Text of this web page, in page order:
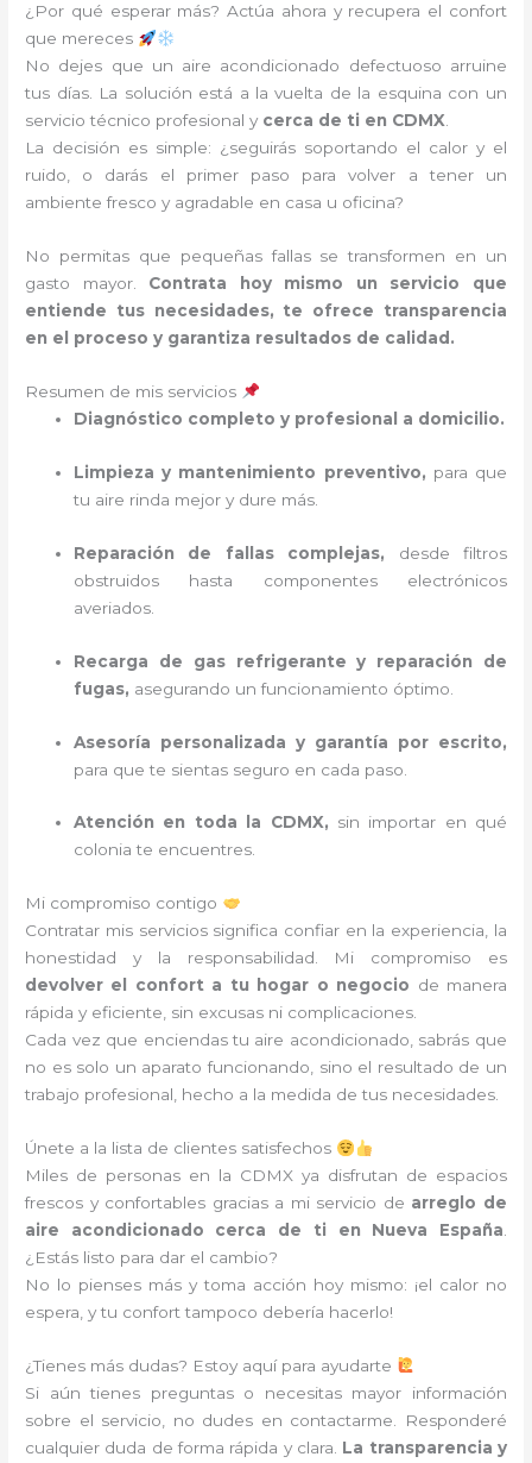
¿Por qué esperar más? Actúa ahora y recupera el confort
que mereces
No dejes que un aire acondicionado defectuoso arruine
tus días. La solución está a la vuelta de la esquina con un
servicio técnico profesional y cerca de ti en CDMX.
La decisión es simple: ¿seguirás soportando el calor y el
ruido, o darás el primer paso para volver a tener un
ambiente fresco y agradable en casa u oficina?
No permitas que pequeñas fallas se transformen en un
gasto mayor. Contrata hoy mismo un servicio que
entiende tus necesidades, te ofrece transparencia
en el proceso y garantiza resultados de calidad.
Resumen de mis servicios
Diagnóstico completo y profesional a domicilio.
Limpieza y mantenimiento preventivo, para que
tu aire rinda mejor y dure más.
Reparación de fallas complejas, desde filtros
obstruidos hasta componentes electrónicos
averiados.
Recarga de gas refrigerante y reparación de
fugas, asegurando un funcionamiento óptimo.
Asesoría personalizada y garantía por escrito,
para que te sientas seguro en cada paso.
Atención en toda la CDMX, sin importar en qué
colonia te encuentres.
Mi compromiso contigo
Contratar mis servicios significa confiar en la experiencia, la
honestidad y la responsabilidad. Mi compromiso es
devolver el confort a tu hogar o negocio de manera
rápida y eficiente, sin excusas ni complicaciones.
Cada vez que enciendas tu aire acondicionado, sabrás que
no es solo un aparato funcionando, sino el resultado de un
trabajo profesional, hecho a la medida de tus necesidades.
Únete a la lista de clientes satisfechos
Miles de personas en la CDMX ya disfrutan de espacios
frescos y confortables gracias a mi servicio de arreglo de
aire acondicionado cerca de ti en Nueva España
¿Estás listo para dar el cambio?
No lo pienses más y toma acción hoy mismo: ¡el calor no
espera, y tu confort tampoco debería hacerlo!
¿Tienes más dudas? Estoy aquí para ayudarte
Si aún tienes preguntas o necesitas mayor información
sobre el servicio, no dudes en contactarme. Responderé
cualquier duda de forma rápida y clara. La transparencia y